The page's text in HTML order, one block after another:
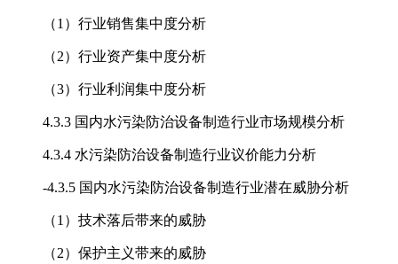
（1）行业销售集中度分析
（2）行业资产集中度分析
（3）行业利润集中度分析
4.3.3 国内水污染防治设备制造行业市场规模分析
4.3.4 水污染防治设备制造行业议价能力分析
-4.3.5 国内水污染防治设备制造行业潜在威胁分析
（1）技术落后带来的威胁
（2）保护主义带来的威胁